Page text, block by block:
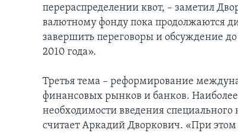
перераспределении квот, – заметил
валютному фонду пока продолжаются
завершить переговоры и обсуждение
2010 года».
Третья тема – реформирование
финансовых рынков и банков.
необходимости введения
считает Аркадий Дворкович. «При